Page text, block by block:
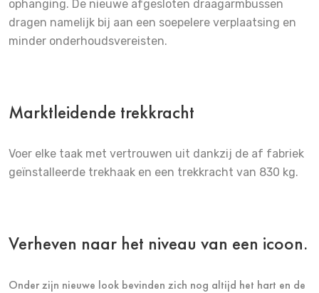
ophanging. De nieuwe afgesloten draagarmbussen
dragen namelijk bij aan een soepelere verplaatsing en
minder onderhoudsvereisten.
Marktleidende trekkracht
Voer elke taak met vertrouwen uit dankzij de af fabriek
geïnstalleerde trekhaak en een trekkracht van 830 kg.
Verheven naar het niveau van een icoon.
Onder zijn nieuwe look bevinden zich nog altijd het hart en de